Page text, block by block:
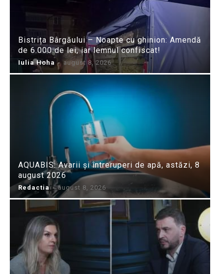
Bistrița Bârgăului – Noapte cu ghinion: Amendă
de 6.000 de lei, iar lemnul confiscat!
Iulia Hoha - august 8, 2026
AQUABIS: Avarii și întreruperi de apă, astăzi, 8
august 2026
Redactia - august 8, 2026